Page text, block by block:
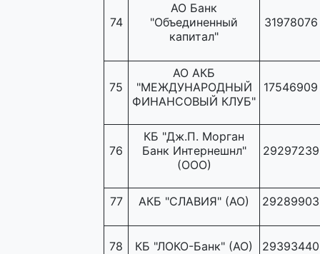
74
АО Банк
"Объединенный
капитал"
31978076
75
АО АКБ
"МЕЖДУНАРОДНЫЙ
ФИНАНСОВЫЙ КЛУБ"
17546909
76
КБ "Дж.П. Морган
Банк Интернешнл"
(ООО)
29297239
77 АКБ "СЛАВИЯ" (АО) 29289903
78 КБ "ЛОКО-Банк" (АО) 29393440